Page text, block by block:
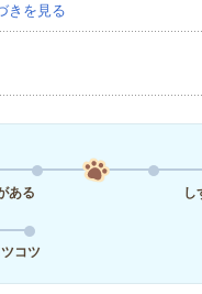
きを見る
ある
し
コツ